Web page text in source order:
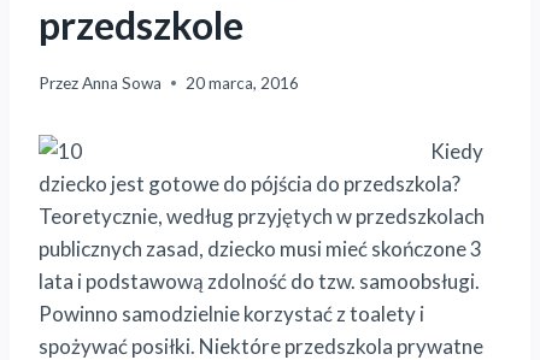
przedszkole
PrzezAnna Sowa 20 marca, 2016
Kiedy
dziecko jest gotowe do pójścia do przedszkola?
Teoretycznie, według przyjętych w przedszkolach
publicznych zasad, dziecko musi mieć skończone 3
lata i podstawową zdolność do tzw. samoobsługi.
Powinno samodzielnie korzystać z toalety i
spożywać posiłki. Niektóre przedszkola prywatne